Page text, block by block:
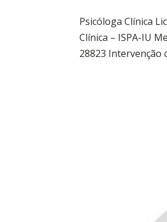
Psicóloga Clínica
Clínica – ISPA-IU
28823 Intervenção